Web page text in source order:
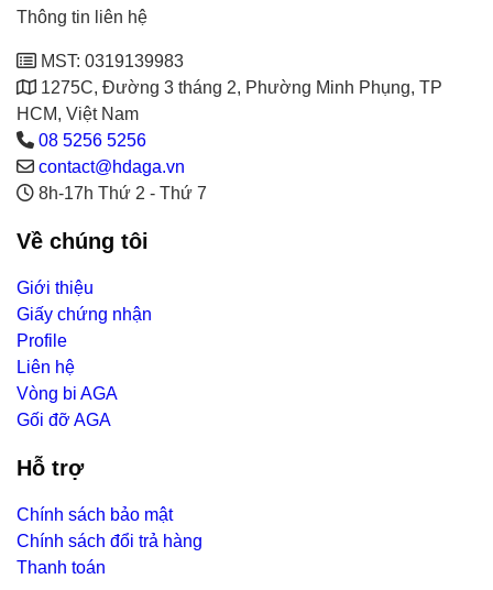
Thông tin liên hệ
MST: 0319139983
1275C, Đường 3 tháng 2, Phường Minh Phụng, TP
HCM, Việt Nam
08 5256 5256
contact@hdaga.vn
8h-17h Thứ 2 - Thứ 7
Về chúng tôi
Giới thiệu
Giấy chứng nhận
Profile
Liên hệ
Vòng bi AGA
Gối đỡ AGA
Hỗ trợ
Chính sách bảo mật
Chính sách đổi trả hàng
Thanh toán